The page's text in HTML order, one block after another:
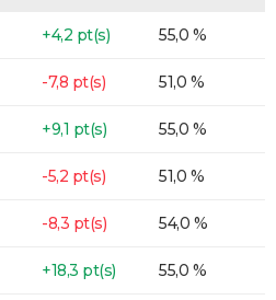
+4,2 pt(s) 55,0 %
-7,8 pt(s) 51,0 %
+9,1 pt(s) 55,0 %
-5,2 pt(s) 51,0 %
-8,3 pt(s) 54,0 %
+18,3 pt(s) 55,0 %